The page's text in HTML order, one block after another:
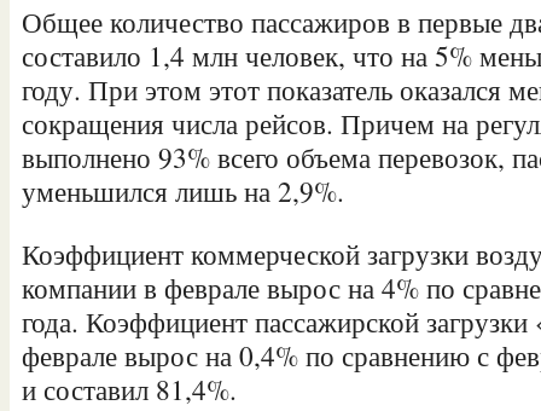
Общее количество пассажиров в первые
составило 1,4 млн человек, что на 5%
году. При этом этот показатель оказался
сокращения числа рейсов. Причем на
выполнено 93% всего объема перевозок,
уменьшился лишь на 2,9%.
Коэффициент коммерческой загрузки
компании в феврале вырос на 4% по
года. Коэффициент пассажирской загрузки
феврале вырос на 0,4% по сравнению с
и составил 81,4%.